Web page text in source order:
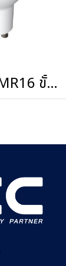
หลอด LED MR16 ขั้วหลอด GU10 รุ่น Rose ii ขนาด 3W 7W 12W